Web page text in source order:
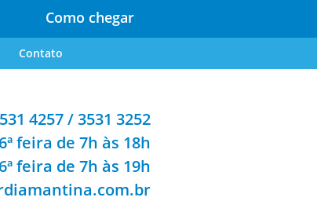
Como chegar
Contato
4257 / 3531 3252
feira de 7h às 18h
feira de 7h às 19h